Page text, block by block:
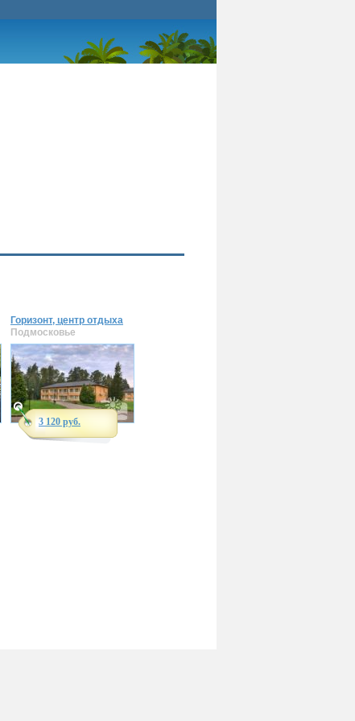
Горизонт, центр отдыха
Подмосковье
3 120 руб.